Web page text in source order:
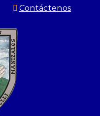
Contáctenos